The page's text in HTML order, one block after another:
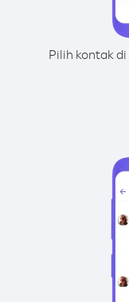
Pilih kontak